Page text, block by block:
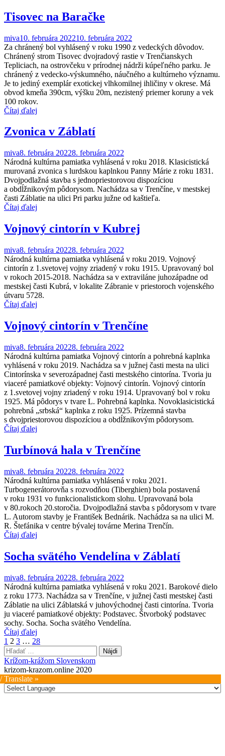
Tisovec na Baračke
miva10. februára 202210. februára 2022
Za chránený bol vyhlásený v roku 1990 z vedeckých dôvodov.
Chránený strom Tisovec dvojradový rastie v Trenčianskych
Tepliciach, na ostrovčeku v prírodnej nádrži kúpeľného parku. Je
chránený z vedecko-výskumného, náučného a kultúrneho významu.
Je to jediný exemplár exotickej vlhkomilnej ihličiny v okrese. Má
obvod kmeňa 390cm, výšku 20m, nezistený priemer koruny a vek
100 rokov.
Čítaj ďalej
Zvonica v Záblatí
miva8. februára 20228. februára 2022
Národná kultúrna pamiatka vyhlásená v roku 2018. Klasicistická
murovaná zvonica s lurdskou kaplnkou Panny Márie z roku 1831.
Dvojpodlažná stavba s jednopriestorovou dispozíciou
a obdĺžnikovým pôdorysom. Nachádza sa v Trenčíne, v mestskej
časti Záblatie na ulici Pri parku južne od kaštieľa.
Čítaj ďalej
Vojnový cintorín v Kubrej
miva8. februára 20228. februára 2022
Národná kultúrna pamiatka vyhlásená v roku 2019. Vojnový
cintorín z 1.svetovej vojny zriadený v roku 1915. Upravovaný bol
v rokoch 2015-2018. Nachádza sa v extraviláne juhozápadne od
mestskej časti Kubrá, v lokalite Zábranie v priestoroch vojenského
útvaru 5728.
Čítaj ďalej
Vojnový cintorín v Trenčíne
miva8. februára 20228. februára 2022
Národná kultúrna pamiatka Vojnový cintorín a pohrebná kaplnka
vyhlásená v roku 2019. Nachádza sa v južnej časti mesta na ulici
Cintorínska v severozápadnej časti mestského cintorína. Tvoria ju
viaceré pamiatkové objekty: Vojnový cintorín. Vojnový cintorín
z 1.svetovej vojny zriadený v roku 1914. Upravovaný bol v roku
1925. Má pôdorys v tvare L. Pohrebná kaplnka. Novoklasicistická
pohrebná „srbská“ kaplnka z roku 1925. Prízemná stavba
s dvojpriestorovou dispozíciou a obdĺžnikovým pôdorysom.
Čítaj ďalej
Turbínová hala v Trenčíne
miva8. februára 20228. februára 2022
Národná kultúrna pamiatka vyhlásená v roku 2021.
Turbogenerátorovňa s rozvodňou (Tiberghien) bola postavená
v roku 1931 vo funkcionalistickom slohu. Upravovaná bola
v 80.rokoch 20.storočia. Dvojpodlažná stavba s pôdorysom v tvare
L. Autorom stavby je František Bednárik. Nachádza sa na ulici M.
R. Štefánika v centre bývalej továrne Merina Trenčín.
Čítaj ďalej
Socha svätého Vendelína v Záblatí
miva8. februára 20228. februára 2022
Národná kultúrna pamiatka vyhlásená v roku 2021. Barokové dielo
z roku 1773. Nachádza sa v Trenčíne, v južnej časti mestskej časti
Záblatie na ulici Záblatská v juhovýchodnej časti cintorína. Tvoria
ju viaceré pamiatkové objekty: Podstavec. Štvorboký podstavec
sochy. Socha. Socha svätého Vendelína.
Čítaj ďalej
Stránkovanie
príspevkov
1 2 3 … 28
Hľadať:
Krížom-krážom Slovenskom
krizom-krazom.online 2020
Translate »